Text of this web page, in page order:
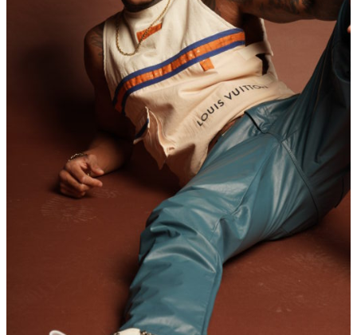
Então estou animado para levar isso para a
mostrar também meu estilo de vida
”,
mostrar coisas que não mostro nas minhas
sociais. Eu mostro só uma parte da minha